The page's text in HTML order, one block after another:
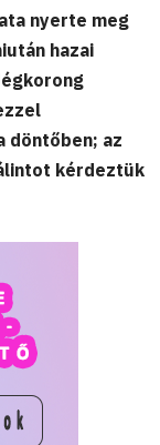
nyerte meg
hazai
döntőben; az
kérdeztük